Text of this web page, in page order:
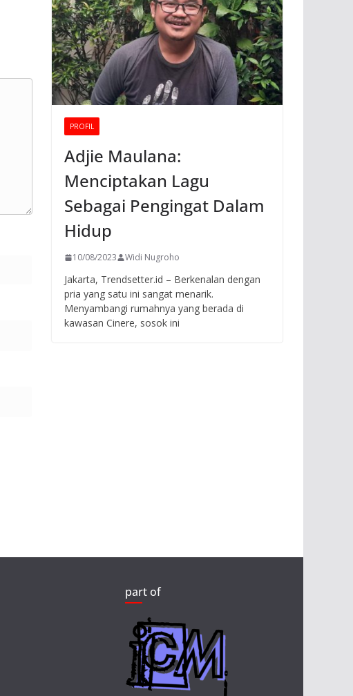
PROFIL
Adjie Maulana:
Menciptakan Lagu
Sebagai Pengingat Dalam
Hidup
10/08/2023 Widi Nugroho
Jakarta, Trendsetter.id – Berkenalan dengan
pria yang satu ini sangat menarik.
Menyambangi rumahnya yang berada di
kawasan Cinere, sosok ini
part of